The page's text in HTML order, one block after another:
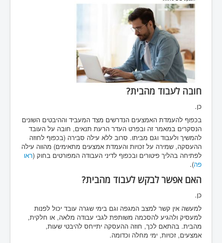
חובה לעבוד מהבית?
כן.
בכפוף להעמדת האמצעים הנדרשים מצד המעביד וההיבטים השונים
הנסקרים במאמר זה ובפרט העדר הרעת תנאים, חובה על העובד
להמשיך ולעבוד וגם מביתו. סרוב ללא עילה סבירה (בכפוף לחוזה
ההעסקה, שמירה על זכויות והעמדת אמצעים מתאימים) מהווה עילה
לפתיחה בהליך פיטורים ובכפוף לדיני העבודה המפורטים בחוק (ראו
פה).
האם אפשר לבקש לעבוד מהבית?
כן.
למעשה אין קשר למצב המגפה וגם בימי שגרה עובד יכול לפנות
למעסיק ולהגיע להסכמה משותפת לגבי עבודה מלאה, או חלקית,
מהבית. בהתאם לכך, חוזה ההעסקה יתייחס להיבטי שעות,
אמצעים, זכויות, ימי מחלה וכדומה.